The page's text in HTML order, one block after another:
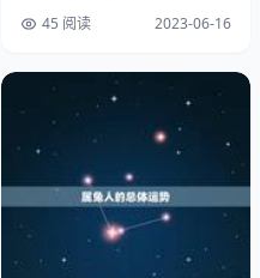
45 阅读 2023-06-16